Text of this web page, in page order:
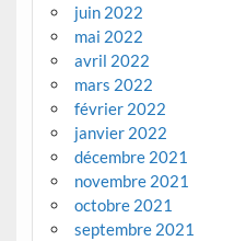
juin 2022
mai 2022
avril 2022
mars 2022
février 2022
janvier 2022
décembre 2021
novembre 2021
octobre 2021
septembre 2021